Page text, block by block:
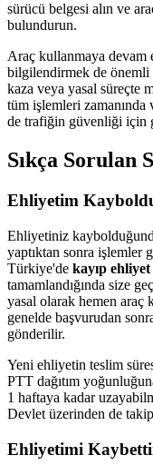
sürücü belgesi alın ve
bulundurun.
Araç kullanmaya devam
bilgilendirmek de önemli
kaza veya yasal süreçte
tüm işlemleri
de trafiğin güvenliği için
Sıkça Sorulan
Ehliyetim
Ehliyetiniz
yaptıktan sonra işlemler
Türkiye'de kayıp
tamamlandığında size
yasal olarak hemen
genelde başvurudan
gönderilir.
Yeni ehliyetin teslim
PTT dağıtım
1 haftaya kadar
Devlet üzerinden de
Ehliyetimi